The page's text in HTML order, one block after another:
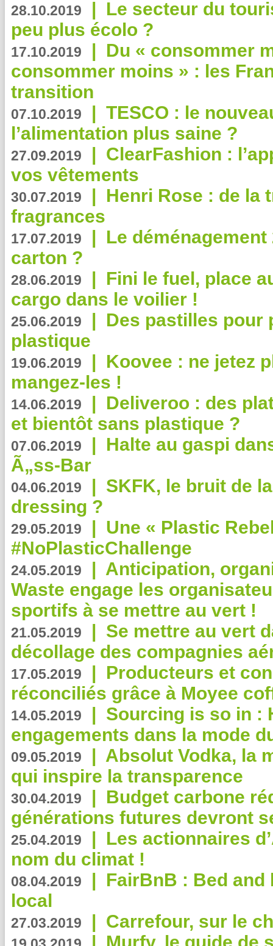
28.10.2019 | Le secteur du
peu plus écolo ?
17.10.2019 | Du « consommer
consommer moins » : les
transition
07.10.2019 | TESCO : le
l’alimentation plus saine ?
27.09.2019 | ClearFashion :
vos vêtements
30.07.2019 | Henri Rose : de la
fragrances
17.07.2019 | Le
carton ?
28.06.2019 | Fini le fuel, place
cargo dans le voilier !
25.06.2019 | Des pastilles pour
plastique
19.06.2019 | Koovee : ne jetez
mangez-les !
14.06.2019 | Deliveroo : des
et bientôt sans plastique ?
07.06.2019 | Halte au gaspi
Ã„ss-Bar
04.06.2019 | SKFK, le bruit de
dressing ?
29.05.2019 | Une « Plastic
#NoPlasticChallenge
24.05.2019 | Anticipation,
Waste engage les
sportifs à se mettre au vert !
21.05.2019 | Se mettre au vert
décollage des compagnies
17.05.2019 | Producteurs et
réconciliés grâce à Moyee
14.05.2019 | Sourcing is so in :
engagements dans la mode
09.05.2019 | Absolut Vodka, la
qui inspire la transparence
30.04.2019 | Budget carbone
générations futures devront
25.04.2019 | Les actionnaires
nom du climat !
08.04.2019 | FairBnB : Bed
local
27.03.2019 | Carrefour, sur le